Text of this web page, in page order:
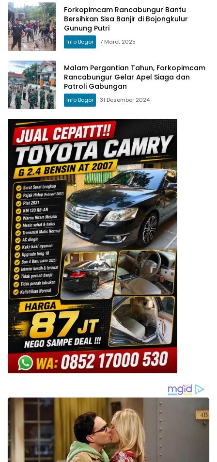
Forkopimcam Rancabungur Bantu
Bersihkan Sisa Banjir di Bojongkulur
Gunung Putri
Info Bogor 7 Maret 2025
Malam Pergantian Tahun, Forkopimcam
Rancabungur Gelar Apel Siaga dan
Patroli Gabungan
Info Bogor 31 Desember 2024